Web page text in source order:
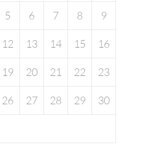
5 6 7 8 9
12 13 14 15 16
19 20 21 22 23
26 27 28 29 30